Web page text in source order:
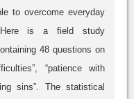
to overcome everyday
Here is a field study
48 questions on
“patience with
sins”. The statistical